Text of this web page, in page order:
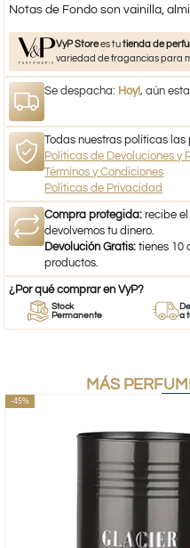
Notas de Fondo son vainilla,
VyP Storees tutienda de
variedad de fragancias para
Se despacha: Hoy!, aún
Todas nuestras políticas
Políticas de Devoluciones y
Términos y Condiciones
Políticas de Privacidad
Compra protegida: recibe
devolvemos tu dinero.
Devolución Gratis: tienes 10
productos.
¿Por qué comprar en VyP?
Stock
Permanente
a
MÁS
-45%